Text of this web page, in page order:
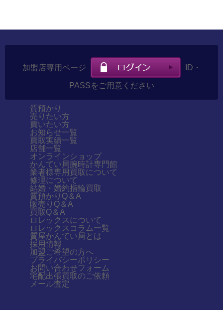
加盟店専用ページ ID・
PASSをご用意ください
質預かり
売りたい方
買いたい方
お知らせ一覧
買取実績一覧
店舗一覧
オンラインショップ
かんてい局腕時計専門館
業者様専用買取について
修理について
結婚・婚約指輪買取
質預かりQ＆A
販売りQ＆A
買取Q＆A
ロレックスについて
ロレックスコラム一覧
質屋かんてい局とは
採用情報
加盟ご希望の方へ
プライバシーポリシー
お問い合わせフォーム
宅配出張買取のご依頼
メール査定